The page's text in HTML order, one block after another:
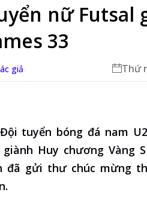
nữ Futsal
33
giả Thứ
tuyển bóng đá nam
Huy chương Vàng
đã gửi thư chúc mừng